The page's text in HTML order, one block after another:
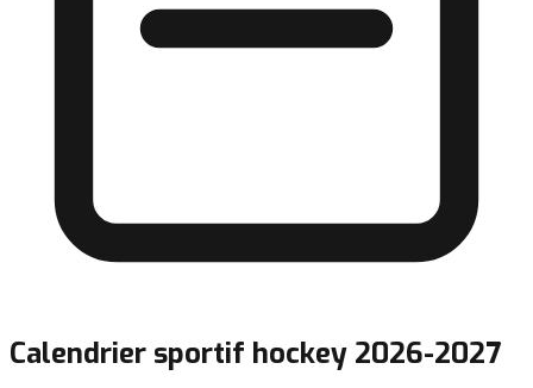
Calendrier sportif hockey 2026-2027